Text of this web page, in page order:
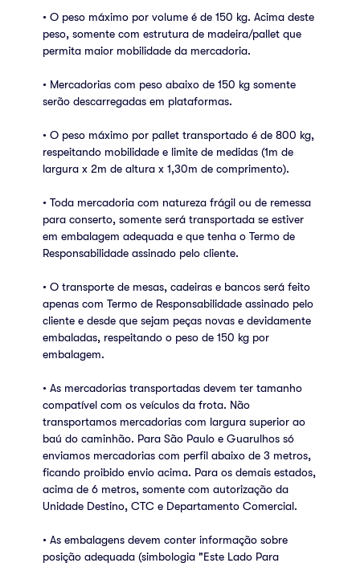
• O peso máximo por volume é de 150 kg. Acima deste
peso, somente com estrutura de madeira/pallet que
permita maior mobilidade da mercadoria.
• Mercadorias com peso abaixo de 150 kg somente
serão descarregadas em plataformas.
• O peso máximo por pallet transportado é de 800 kg,
respeitando mobilidade e limite de medidas (1m de
largura x 2m de altura x 1,30m de comprimento).
• Toda mercadoria com natureza frágil ou de remessa
para conserto, somente será transportada se estiver
em embalagem adequada e que tenha o Termo de
Responsabilidade assinado pelo cliente.
• O transporte de mesas, cadeiras e bancos será feito
apenas com Termo de Responsabilidade assinado pelo
cliente e desde que sejam peças novas e devidamente
embaladas, respeitando o peso de 150 kg por
embalagem.
• As mercadorias transportadas devem ter tamanho
compatível com os veículos da frota. Não
transportamos mercadorias com largura superior ao
baú do caminhão. Para São Paulo e Guarulhos só
enviamos mercadorias com perfil abaixo de 3 metros,
ficando proibido envio acima. Para os demais estados,
acima de 6 metros, somente com autorização da
Unidade Destino, CTC e Departamento Comercial.
• As embalagens devem conter informação sobre
posição adequada (simbologia "Este Lado Para